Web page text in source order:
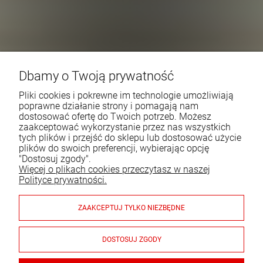
Dbamy o Twoją prywatność
Pliki cookies i pokrewne im technologie umożliwiają
poprawne działanie strony i pomagają nam
dostosować ofertę do Twoich potrzeb. Możesz
zaakceptować wykorzystanie przez nas wszystkich
tych plików i przejść do sklepu lub dostosować użycie
plików do swoich preferencji, wybierając opcję
"Dostosuj zgody".
Więcej o plikach cookies przeczytasz w naszej
Polityce prywatności.
ZAAKCEPTUJ TYLKO NIEZBĘDNE
DOSTOSUJ ZGODY